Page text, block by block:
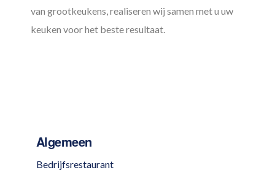
van grootkeukens, realiseren wij samen met u uw
keuken voor het beste resultaat.
Algemeen
Bedrijfsrestaurant